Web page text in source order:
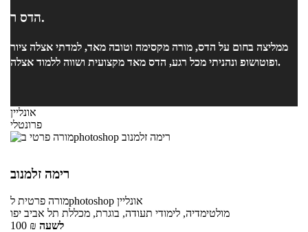
הדס ר.
ממליצה בחום על הדס, מורה מקסימה וטובה מאד, למדתי אצלה ציור
ופוטושופ ונהניתי מכל רגע, הדס מאד מקצועית ושווה ללמוד אצלה.
אונליין
פרונטלי
רימה זלמנוב
מורה פרטיתלphotoshop אונליין
מולטימדיה, לימודי תעודה, בוגרת, מכללת תל אביב יפו
100 ₪ לשעה